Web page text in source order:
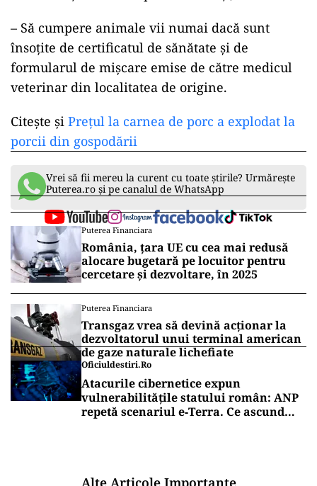
– Să cumpere animale vii numai dacă sunt
însoţite de certificatul de sănătate şi de
formularul de mişcare emise de către medicul
veterinar din localitatea de origine.
Citește și Prețul la carnea de porc a explodat la
porcii din gospodării
Vrei să fii mereu la curent cu toate știrile? Urmărește
Puterea.ro și pe canalul de WhatsApp
Puterea Financiara
România, țara UE cu cea mai redusă
alocare bugetară pe locuitor pentru
cercetare și dezvoltare, în 2025
Puterea Financiara
Transgaz vrea să devină acționar la
dezvoltatorul unui terminal american
de gaze naturale lichefiate
Oficiuldestiri.ro
Atacurile cibernetice expun
vulnerabilitățile statului român: ANP
repetă scenariul e‑Terra. Ce ascund
Alte Articole Importante